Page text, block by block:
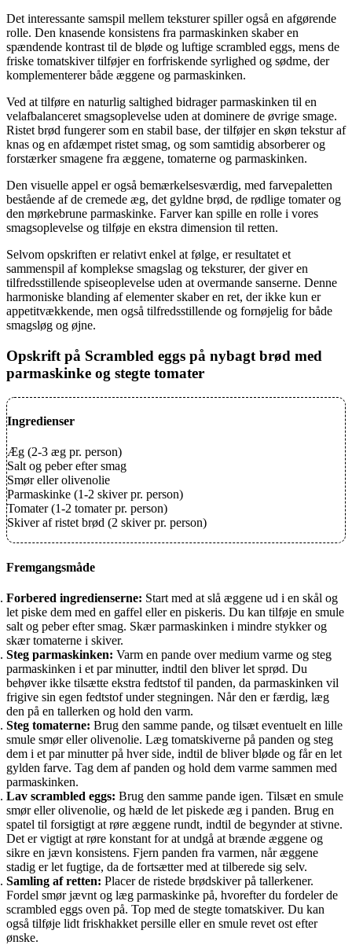
Det interessante samspil mellem teksturer spiller også en afgørende
rolle. Den knasende konsistens fra parmaskinken skaber en
spændende kontrast til de bløde og luftige scrambled eggs, mens de
friske tomatskiver tilføjer en forfriskende syrlighed og sødme, der
komplementerer både æggene og parmaskinken.
Ved at tilføre en naturlig saltighed bidrager parmaskinken til en
velafbalanceret smagsoplevelse uden at dominere de øvrige smage.
Ristet brød fungerer som en stabil base, der tilføjer en skøn tekstur af
knas og en afdæmpet ristet smag, og som samtidig absorberer og
forstærker smagene fra æggene, tomaterne og parmaskinken.
Den visuelle appel er også bemærkelsesværdig, med farvepaletten
bestående af de cremede æg, det gyldne brød, de rødlige tomater og
den mørkebrune parmaskinke. Farver kan spille en rolle i vores
smagsoplevelse og tilføje en ekstra dimension til retten.
Selvom opskriften er relativt enkel at følge, er resultatet et
sammenspil af komplekse smagslag og teksturer, der giver en
tilfredsstillende spiseoplevelse uden at overmande sanserne. Denne
harmoniske blanding af elementer skaber en ret, der ikke kun er
appetitvækkende, men også tilfredsstillende og fornøjelig for både
smagsløg og øjne.
Opskrift på Scrambled eggs på nybagt brød med
parmaskinke og stegte tomater
Ingredienser
Æg (2-3 æg pr. person)
Salt og peber efter smag
Smør eller olivenolie
Parmaskinke (1-2 skiver pr. person)
Tomater (1-2 tomater pr. person)
Skiver af ristet brød (2 skiver pr. person)
Fremgangsmåde
Forbered ingredienserne: Start med at slå æggene ud i en skål og
let piske dem med en gaffel eller en piskeris. Du kan tilføje en smule
salt og peber efter smag. Skær parmaskinken i mindre stykker og
skær tomaterne i skiver.
Steg parmaskinken: Varm en pande over medium varme og steg
parmaskinken i et par minutter, indtil den bliver let sprød. Du
behøver ikke tilsætte ekstra fedtstof til panden, da parmaskinken vil
frigive sin egen fedtstof under stegningen. Når den er færdig, læg
den på en tallerken og hold den varm.
Steg tomaterne: Brug den samme pande, og tilsæt eventuelt en lille
smule smør eller olivenolie. Læg tomatskiverne på panden og steg
dem i et par minutter på hver side, indtil de bliver bløde og får en let
gylden farve. Tag dem af panden og hold dem varme sammen med
parmaskinken.
Lav scrambled eggs: Brug den samme pande igen. Tilsæt en smule
smør eller olivenolie, og hæld de let piskede æg i panden. Brug en
spatel til forsigtigt at røre æggene rundt, indtil de begynder at stivne.
Det er vigtigt at røre konstant for at undgå at brænde æggene og
sikre en jævn konsistens. Fjern panden fra varmen, når æggene
stadig er let fugtige, da de fortsætter med at tilberede sig selv.
Samling af retten: Placer de ristede brødskiver på tallerkener.
Fordel smør jævnt og læg parmaskinke på, hvorefter du fordeler de
scrambled eggs oven på. Top med de stegte tomatskiver. Du kan
også tilføje lidt friskhakket persille eller en smule revet ost efter
ønske.